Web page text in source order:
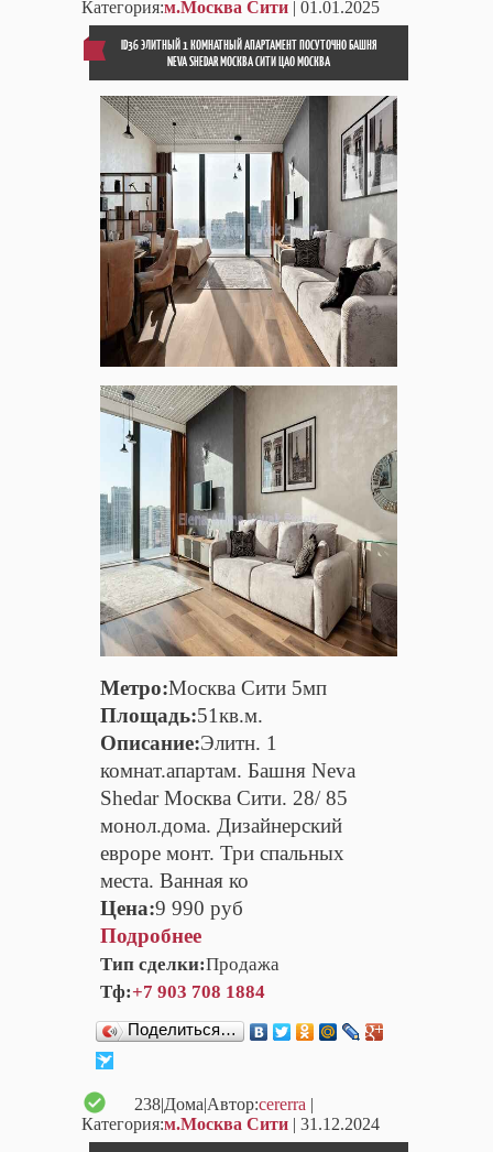
Категория:м.Москва Сити | 01.01.2025
ID36 ЭЛИТНЫЙ 1 КОМНАТНЫЙ АПАРТАМЕНТ ПОСУТОЧНО БАШНЯ
NEVA SHEDAR МОСКВА СИТИ ЦАО МОСКВА
Метро:Москва Сити 5мп
Площадь:51кв.м.
Описание:Элитн. 1
комнат.апартам. Башня Neva
Shedar Москва Сити. 28/ 85
монол.дома. Дизайнерский
евроре монт. Три спальных
места. Ванная ко
Цена:9 990 руб
Подробнее
Тип сделки:Продажа
Тф:+7 903 708 1884
Поделиться…
238|Дома|Автор:cererra |
Категория:м.Москва Сити | 31.12.2024